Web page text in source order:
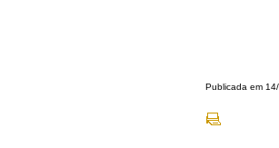
Publicada em